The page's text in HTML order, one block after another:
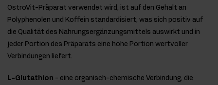
OstroVit-Präparat verwendet wird, ist auf den Gehalt an
Polyphenolen und Koffein standardisiert, was sich positiv auf
die Qualität des Nahrungsergänzungsmittels auswirkt und in
jeder Portion des Präparats eine hohe Portion wertvoller
Verbindungen liefert.
L-Glutathion - eine organisch-chemische Verbindung, die